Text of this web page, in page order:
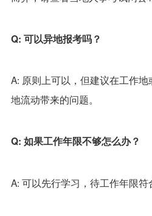
Q: 可以异地报考吗？
A: 原则上可以，但建议在工作
地流动带来的问题。
Q: 如果工作年限不够怎么办？
A: 可以先行学习，待工作年限符